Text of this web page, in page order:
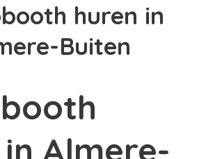
huren in
Buiten
Almere-